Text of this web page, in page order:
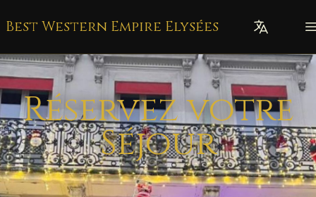
Best Western Empire Elysées
Réservez votre
Séjour